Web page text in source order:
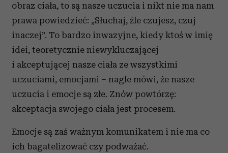
obraz ciała, to są nasze uczucia i nikt nie ma nam
prawa powiedzieć: „Słuchaj, źle czujesz, czuj
inaczej”. To bardzo inwazyjne, kiedy ktoś w imię
idei, teoretycznie niewykluczającej
i akceptującej nasze ciała ze wszystkimi
uczuciami, emocjami – nagle mówi, że nasze
uczucia i emocje są złe. Znów powtórzę:
akceptacja swojego ciała jest procesem.
Emocje są zaś ważnym komunikatem i nie ma co
ich bagatelizować czy podważać.